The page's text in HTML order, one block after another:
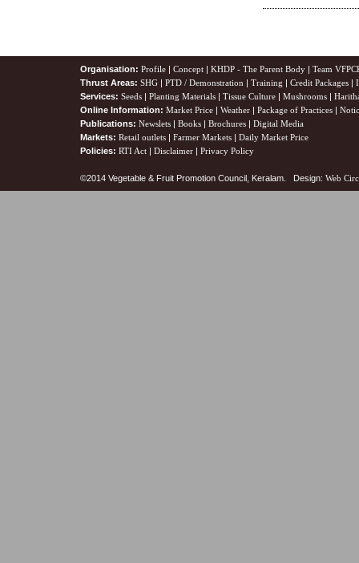
Organisation: Profile | Concept | KHDP - The Parent Body | Team
Thrust Areas: SHG | PTD / Demonstration | Training | Credit Packages |
Services: Seeds | Planting Materials | Tissue Culture | Mushrooms |
Online Information: Market Price | Weather | Package of Practices |
Publications: Newslets | Books | Brochures | Digital Media
Markets: Retail outlets | Farmer Markets | Daily Market Price
Policies: RTI Act | Disclaimer | Privacy Policy
©2014 Vegetable & Fruit Promotion Council, Keralam. Design: Web